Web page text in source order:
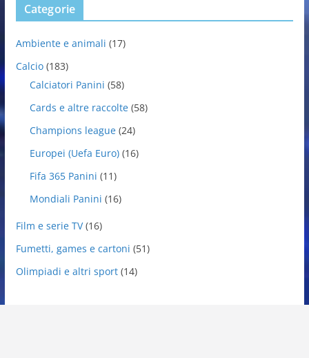
Categorie
Ambiente e animali (17)
Calcio(183)
Calciatori Panini (58)
Cards e altre raccolte(58)
Champions league(24)
Europei (Uefa Euro)(16)
Fifa 365 Panini (11)
Mondiali Panini (16)
Film e serie TV(16)
Fumetti, games e cartoni (51)
Olimpiadi e altri sport(14)